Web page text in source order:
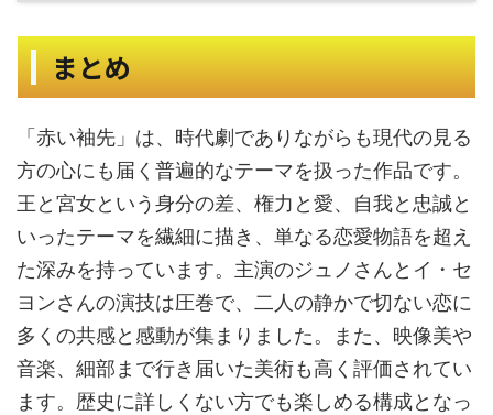
まとめ
「赤い袖先」は、時代劇でありながらも現代の見る
方の心にも届く普遍的なテーマを扱った作品です。
王と宮女という身分の差、権力と愛、自我と忠誠と
いったテーマを繊細に描き、単なる恋愛物語を超え
た深みを持っています。主演のジュノさんとイ・セ
ヨンさんの演技は圧巻で、二人の静かで切ない恋に
多くの共感と感動が集まりました。また、映像美や
音楽、細部まで行き届いた美術も高く評価されてい
ます。歴史に詳しくない方でも楽しめる構成となっ